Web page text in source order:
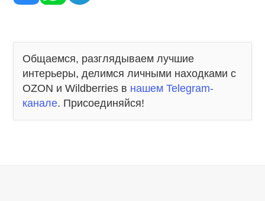
Общаемся, разглядываем лучшие
интерьеры, делимся личными находками с
OZON и Wildberries в нашем Telegram-
канале. Присоединяйся!